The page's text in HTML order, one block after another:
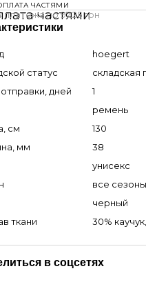
ЧАСТЯМИ
платежа по 97.25 грн
hoegert
статус
складская
дней
1
ремень
см
130
мм
38
унисекс
все сезоны
черный
ткани
30%
в соцсетях